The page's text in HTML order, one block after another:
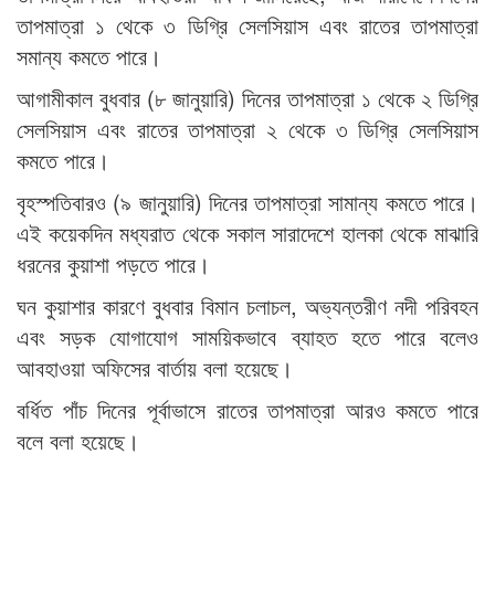
তাপমাত্রা ১ থেকে ৩ ডিগ্রি সেলসিয়াস এবং রাতের তাপমাত্রা
সমান্য কমতে পারে।
আগামীকাল বুধবার (৮ জানুয়ারি) দিনের তাপমাত্রা ১ থেকে ২ ডিগ্রি
সেলসিয়াস এবং রাতের তাপমাত্রা ২ থেকে ৩ ডিগ্রি সেলসিয়াস
কমতে পারে।
বৃহস্পতিবারও (৯ জানুয়ারি) দিনের তাপমাত্রা সামান্য কমতে পারে।
এই কয়েকদিন মধ্যরাত থেকে সকাল সারাদেশে হালকা থেকে মাঝারি
ধরনের কুয়াশা পড়তে পারে।
ঘন কুয়াশার কারণে বুধবার বিমান চলাচল, অভ্যন্তরীণ নদী পরিবহন
এবং সড়ক যোগাযোগ সাময়িকভাবে ব্যাহত হতে পারে বলেও
আবহাওয়া অফিসের বার্তায় বলা হয়েছে।
বর্ধিত পাঁচ দিনের পূর্বাভাসে রাতের তাপমাত্রা আরও কমতে পারে
বলে বলা হয়েছে।